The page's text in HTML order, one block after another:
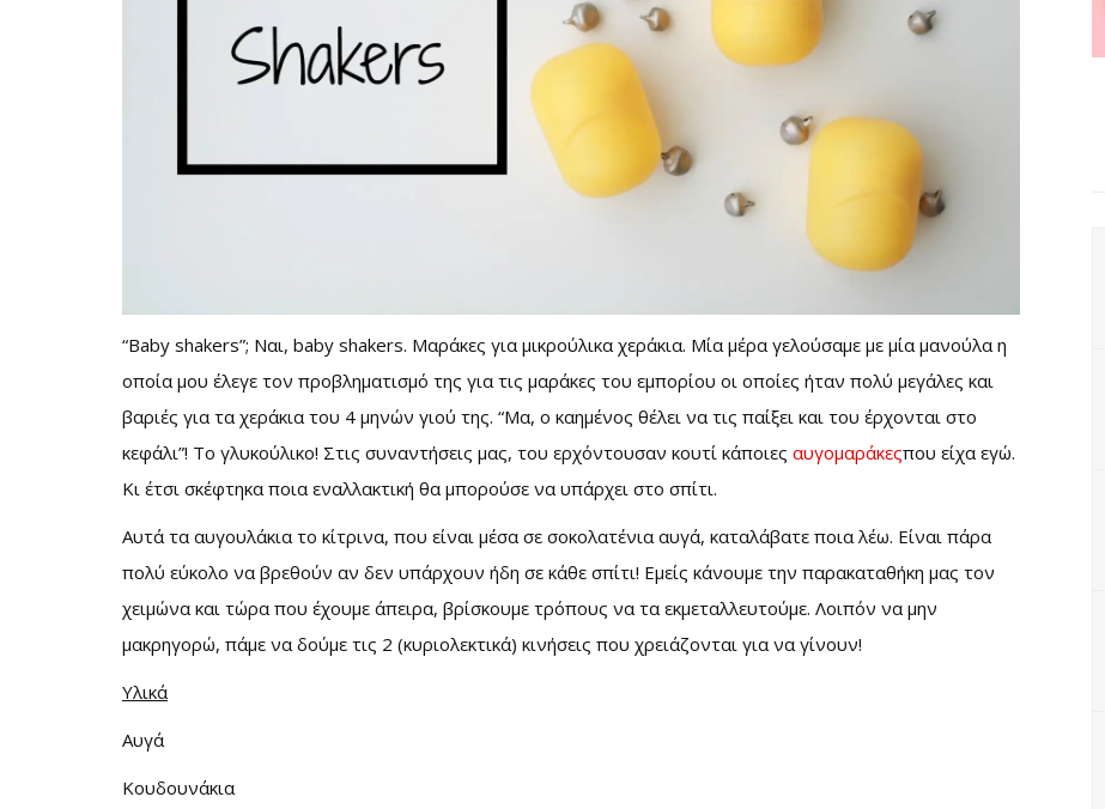
“Baby shakers”; Ναι, baby shakers. Μαράκες για μικρούλικα χεράκια. Μία μέρα γελούσαμε με μία μανούλα η
οποία μου έλεγε τον προβληματισμό της για τις μαράκες του εμπορίου οι οποίες ήταν πολύ μεγάλες και
βαριές για τα χεράκια του 4 μηνών γιού της. “Μα, ο καημένος θέλει να τις παίξει και του έρχονται στο
κεφάλι”! Το γλυκούλικο! Στις συναντήσεις μας, του ερχόντουσαν κουτί κάποιες αυγομαράκεςπου είχα εγώ.
Κι έτσι σκέφτηκα ποια εναλλακτική θα μπορούσε να υπάρχει στο σπίτι.
Αυτά τα αυγουλάκια το κίτρινα, που είναι μέσα σε σοκολατένια αυγά, καταλάβατε ποια λέω. Είναι πάρα
πολύ εύκολο να βρεθούν αν δεν υπάρχουν ήδη σε κάθε σπίτι! Εμείς κάνουμε την παρακαταθήκη μας τον
χειμώνα και τώρα που έχουμε άπειρα, βρίσκουμε τρόπους να τα εκμεταλλευτούμε. Λοιπόν να μην
μακρηγορώ, πάμε να δούμε τις 2 (κυριολεκτικά) κινήσεις που χρειάζονται για να γίνουν!
Υλικά
Αυγά
Κουδουνάκια